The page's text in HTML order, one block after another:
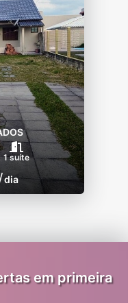
1 suíte
dia
em primeira